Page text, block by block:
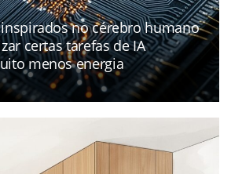
no cérebro humano
certas tarefas de IA
menos energia